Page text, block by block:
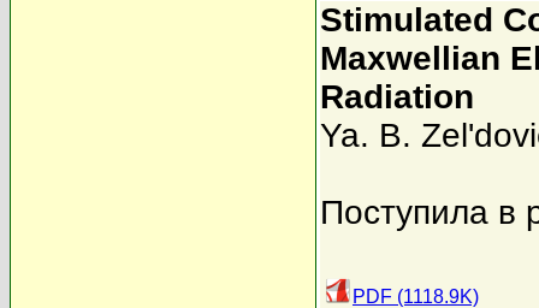
Stimulated
Maxwellian
Radiation
Ya. B.
Поступила в
PDF (1118.9K)